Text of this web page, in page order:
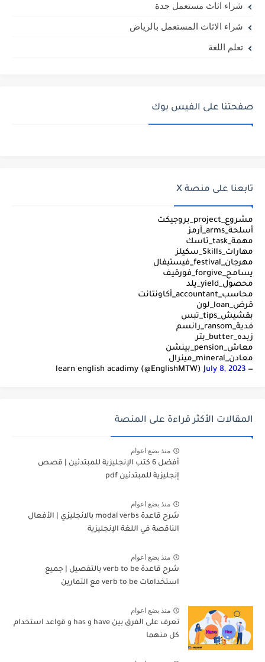
شراء اثاث مستعمل جدة
شراء الاثاث المستعمل بالرياض
تعلم اللغة
صفحتنا على الفيس بوك
تابعنا على منصة X
مشروع_project_بروجيكت
أسلحة_arms_آرمز
مهمة_task_تاسك
مهارات_Skills_سكيلز
مهرجان_festival_فيستيفال
يسامح_forgive_فورقيف
محصول_yield_يلد
محاسب_accountant_أكاونتانت
قرض_loan_لون
بقشيش_tips_تبس
فدية_ransom_رانسم
زبده_butter_بتر
معاش_pension_بينشن
معادن_mineral_مينرال
— learn english acadimy (@EnglishMTW)
July 8, 2023
المقالات الأكثر قراءة على المنصة
منذ بضع اعوام
أفضل 6 كتب الإنجليزية للمبتدئين | قصص
إنجليزية للمبتدئين pdf
منذ بضع اعوام
شرح قاعدة modal verbs بالانجليزي | الأفعال
الناقصة في اللغة الإنجليزية
منذ بضع اعوام
شرح قاعدة verb to be بالتفصيل | جميع
استخدامات verb to be مع التمارين
منذ بضع اعوام
تعرف على الفرق بين have و has و قواعد استخدام
كل منهما